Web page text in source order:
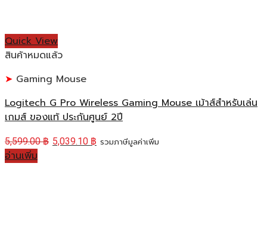
Quick View
สินค้าหมดแล้ว
Gaming Mouse
Logitech G Pro Wireless Gaming Mouse เม้าส์สำหรับเล่น
เกมส์ ของแท้ ประกันศูนย์ 2ปี
5,599.00฿ 5,039.10 ฿ รวมภาษีมูลค่าเพิ่ม
อ่านเพิ่ม